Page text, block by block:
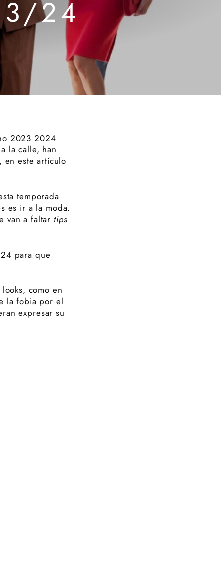
24
2023 2024
la calle, han
en este artículo
temporada
es ir a la moda.
van a faltar tips
para que
como en
la fobia por el
expresar su